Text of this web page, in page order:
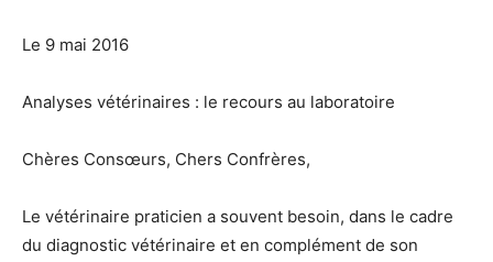
Le 9 mai 2016
Analyses vétérinaires : le recours au laboratoire
Chères Consœurs, Chers Confrères,
Le vétérinaire praticien a souvent besoin, dans le cadre
du diagnostic vétérinaire et en complément de son